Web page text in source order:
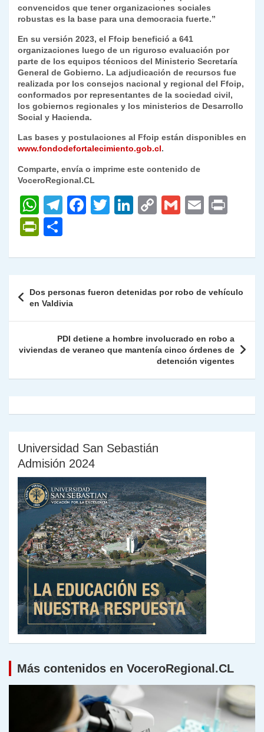
convencidos que tener organizaciones sociales
robustas es la base para una democracia fuerte.”
En su versión 2023, el Ffoip benefició a 641
organizaciones luego de un riguroso evaluación por
parte de los equipos técnicos del Ministerio Secretaría
General de Gobierno. La adjudicación de recursos fue
realizada por los consejos nacional y regional del Ffoip,
conformados por representantes de la sociedad civil,
los gobiernos regionales y los ministerios de Desarrollo
Social y Hacienda.
Las bases y postulaciones al Ffoip están disponibles en
www.fondodefortalecimiento.gob.cl.
Comparte, envía o imprime este contenido de
VoceroRegional.CL
W
h
at
s
p
p
T
gr
m
F
e
o
o
k
T
er
Li
e
n
C
y
n
k
G
l
E
l
P
nt
ie
n
y
m
ar
tir
de
entradas
Dos personas fueron detenidas por robo de vehículo
en Valdivia
PDI detiene a hombre involucrado en robo a
viviendas de veraneo que mantenía cinco órdenes de
detención vigentes
Universidad San Sebastián
Admisión 2024
Más contenidos en VoceroRegional.CL